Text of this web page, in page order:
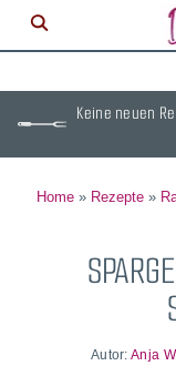
Keine neuen
Home » Rezepte »
Autor:Anja